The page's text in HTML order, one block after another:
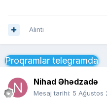
Alıntı
Proqramlar telegramda
Nihad Əhədzadə
Mesaj tarihi: 5 Ağustos